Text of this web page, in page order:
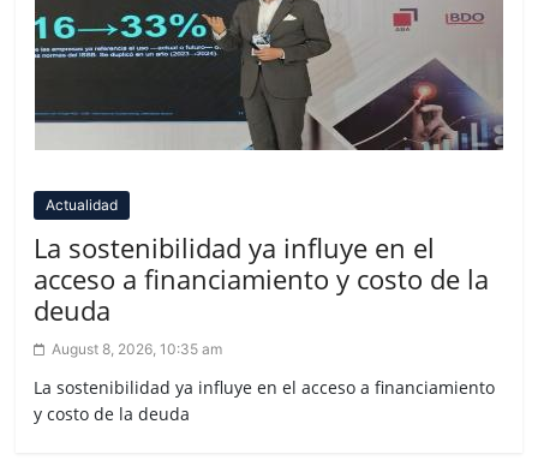
Actualidad
La sostenibilidad ya influye en el
acceso a financiamiento y costo de la
deuda
August 8, 2026, 10:35 am
La sostenibilidad ya influye en el acceso a financiamiento
y costo de la deuda